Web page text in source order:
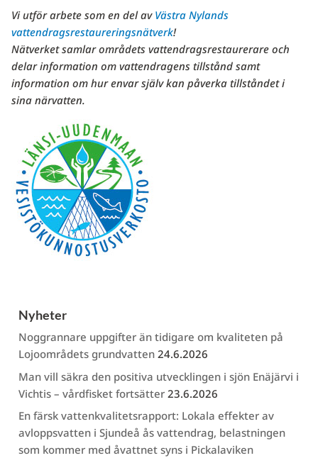
Vi utför arbete som en del av Västra Nylands
vattendragsrestaureringsnätverk!
Nätverket samlar områdets vattendragsrestaurerare och
delar information om vattendragens tillstånd samt
information om hur envar själv kan påverka tillståndet i
sina närvatten.
Nyheter
Noggrannare uppgifter än tidigare om kvaliteten på
Lojoområdets grundvatten 24.6.2026
Man vill säkra den positiva utvecklingen i sjön Enäjärvi i
Vichtis – vårdfisket fortsätter 23.6.2026
En färsk vattenkvalitetsrapport: Lokala effekter av
avloppsvatten i Sjundeå ås vattendrag, belastningen
som kommer med åvattnet syns i Pickalaviken